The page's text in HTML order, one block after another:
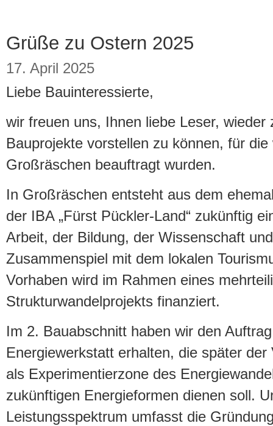
Grüße zu Ostern 2025
17. April 2025
Liebe Bauinteressierte,
wir freuen uns, Ihnen liebe Leser, wieder
Bauprojekte vorstellen zu können, für
Großräschen beauftragt wurden.
In Großräschen entsteht aus dem
der IBA „Fürst Pückler-Land“ zukünftig
Arbeit, der Bildung, der Wissenschaft
Zusammenspiel mit dem lokalen
Vorhaben wird im Rahmen eines
Strukturwandelprojekts finanziert.
Im 2. Bauabschnitt haben wir den
Energiewerkstatt erhalten, die später der
als Experimentierzone des
zukünftigen Energieformen dienen soll.
Leistungsspektrum umfasst die